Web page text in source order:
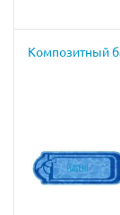
Композитный